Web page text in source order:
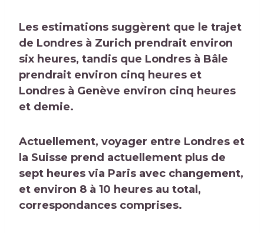
Les estimations suggèrent que le trajet
de Londres à Zurich prendrait environ
six heures, tandis que Londres à Bâle
prendrait environ cinq heures et
Londres à Genève environ cinq heures
et demie.
Actuellement, voyager entre Londres et
la Suisse prend actuellement plus de
sept heures via Paris avec changement,
et environ 8 à 10 heures au total,
correspondances comprises.